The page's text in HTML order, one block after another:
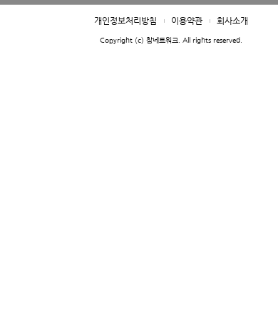
개인정보처리방침 이용약관 회사소개
Copyright (c) 참네트워크. All rights reserved.